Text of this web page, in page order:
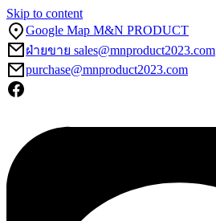
Skip to content
Google Map M&N PRODUCT
ฝ่ายขาย sales@mnproduct2023.com
purchase@mnproduct2023.com